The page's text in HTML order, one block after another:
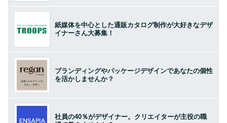
紙媒体を中心とした通販カタログ制作が大好きなデザ
イナーさん大募集！
ブランディングやパッケージデザインであなたの個性
を活かしませんか？
社員の40％がデザイナー。クリエイターが主役の職